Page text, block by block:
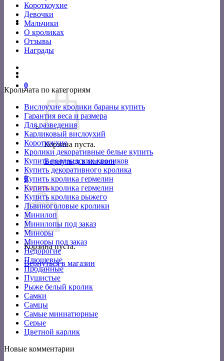
Короткоухие
Девочки
Мальчики
О кроликах
Отзывы
Награды
0
Корзина пуста.
Вернуться в магазин
0
Корзина
Корзина пуста.
Вернуться в магазин
Крольчата по категориям
Вислоухие кролики бараны купить
Гарантия веса и размера
Для разведения
Карликовый вислоухий
Короткоухие
Кролики декоративные белые купить
Купить голландских кроликов
Купить декоративного кролика
Купить кролика гермелин
Купить кролика гермелин
Купить кролика рыжего
Львиноголовые кролики
Минилоп
Минилопы под заказ
Миноры
Миноры под заказ
Недорогие
Плюшевые
Проданные
Пушистые
Рыже белый кролик
Самки
Самцы
Самые миниатюрные
Серые
Цветной карлик
Новые комментарии